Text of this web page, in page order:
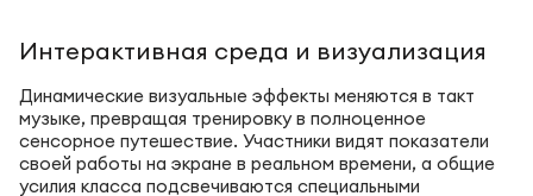
Интерактивная среда и визуализация
Динамические визуальные эффекты меняются в такт
музыке, превращая тренировку в полноценное
сенсорное путешествие. Участники видят показатели
своей работы на экране в реальном времени, а общие
усилия класса подсвечиваются специальными